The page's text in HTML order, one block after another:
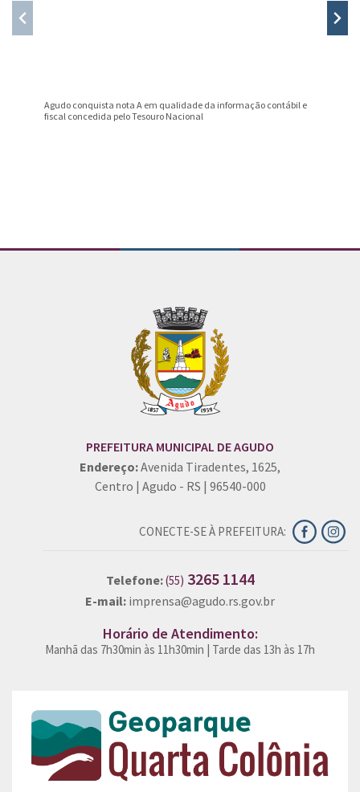
Agudo conquista nota A em qualidade da informação contábil e
fiscal concedida pelo Tesouro Nacional
PREFEITURA MUNICIPAL DE AGUDO
Endereço:Avenida Tiradentes, 1625,
Centro | Agudo - RS | 96540-000
CONECTE-SE À PREFEITURA:
Telefone:(55) 3265 1144
E-mail: imprensa@agudo.rs.gov.br
Horário de Atendimento:
Manhã das 7h30min às 11h30min | Tarde das 13h às 17h